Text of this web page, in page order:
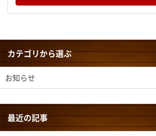
カテゴリから選ぶ
お知らせ
最近の記事